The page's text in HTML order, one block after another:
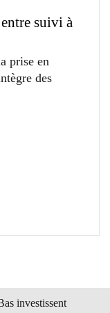
suivi à
prise en
des
investissent